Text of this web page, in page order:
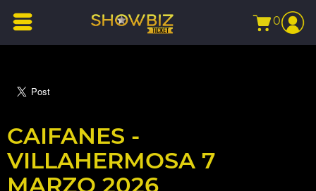
0
CAIFANES -
VILLAHERMOSA 7
MARZO 2026